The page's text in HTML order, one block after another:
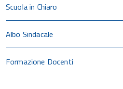
Scuola in Chiaro
Albo Sindacale
Formazione Docenti